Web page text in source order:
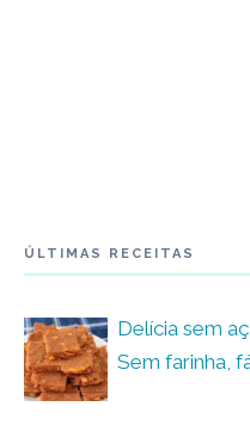
ÚLTIMAS RECEITAS
Delícia sem
Sem farinha,